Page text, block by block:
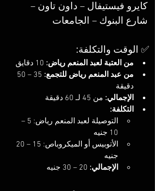
كايرو فيستيفال – داون تاون –
شارع البنوك – الجامعات
✅ الوقت والتكلفة:
من العتبة لعبد المنعم رياض:
من عبد المنعم رياض للتجمع:
دقيقة
الإجمالي: من 45 لـ 60 دقيقة
التكلفة:
التوصيلة لعبد المنعم رياض: 5 –
10 جنيه
جنيه
الإجمالي: